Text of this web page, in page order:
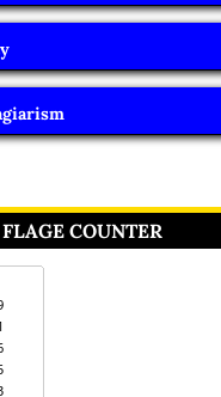
FLAGE COUNTER